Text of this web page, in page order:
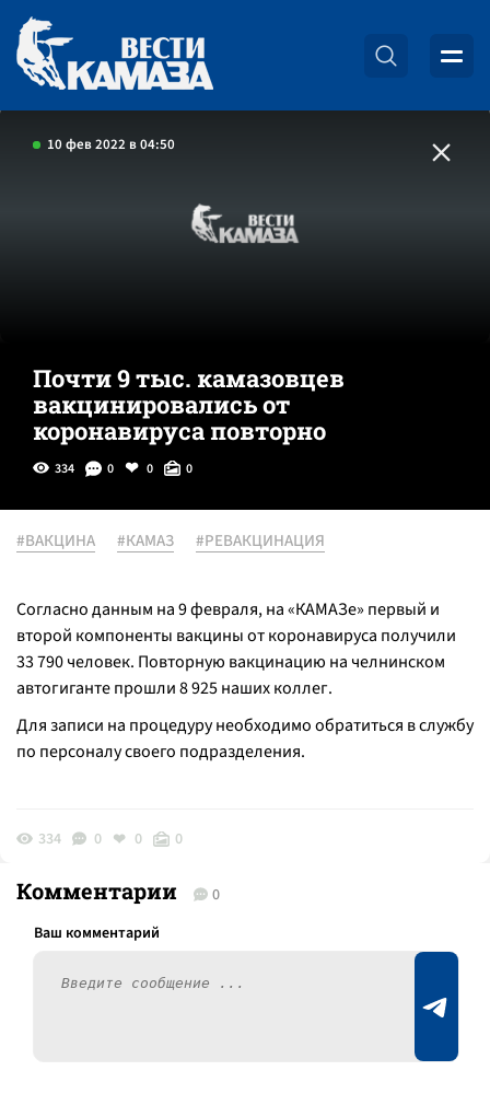
10 фев 2022 в 04:50
Почти 9 тыс. камазовцев
вакцинировались от
коронавируса повторно
334 0 0 0
#ВАКЦИНА #КАМАЗ #РЕВАКЦИНАЦИЯ
Согласно данным на 9 февраля, на «КАМАЗе» первый и
второй компоненты вакцины от коронавируса получили
33 790 человек. Повторную вакцинацию на челнинском
автогиганте прошли 8 925 наших коллег.
Для записи на процедуру необходимо обратиться в службу
по персоналу своего подразделения.
334 0 0 0
Комментарии 0